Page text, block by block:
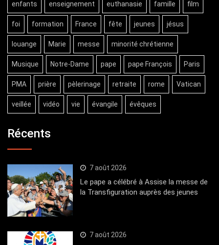
enfants enseignement euthanasie famille film
foi formation France fête jeunes jésus
louange Marie messe minorité chrétienne
Musique Notre-Dame pape pape François Paris
PMA prière pèlerinage retraite rome Vatican
veillée vidéo vie évangile évêques
Récents
7 août 2026
Le pape a célébré à Assise la messe de
la Transfiguration auprès des jeunes
7 août 2026